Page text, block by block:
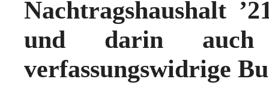
Nachtragshaushalt
und darin auch
verfassungswidrige